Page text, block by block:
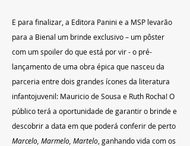
E para finalizar, a Editora Panini e a MSP levarão
para a Bienal um brinde exclusivo – um pôster
com um spoiler do que está por vir - o pré-
lançamento de uma obra épica que nasceu da
parceria entre dois grandes ícones da literatura
infantojuvenil: Mauricio de Sousa e Ruth Rocha! O
público terá a oportunidade de garantir o brinde e
descobrir a data em que poderá conferir de perto
Marcelo, Marmelo, Martelo , ganhando vida com os